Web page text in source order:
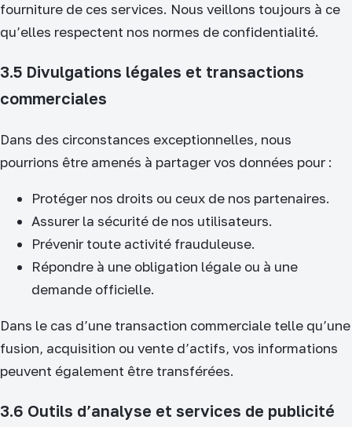
fourniture de ces services. Nous veillons toujours à ce
qu’elles respectent nos normes de confidentialité.
3.5 Divulgations légales et transactions
commerciales
Dans des circonstances exceptionnelles, nous
pourrions être amenés à partager vos données pour :
Protéger nos droits ou ceux de nos partenaires.
Assurer la sécurité de nos utilisateurs.
Prévenir toute activité frauduleuse.
Répondre à une obligation légale ou à une
demande officielle.
Dans le cas d’une transaction commerciale telle qu’une
fusion, acquisition ou vente d’actifs, vos informations
peuvent également être transférées.
3.6 Outils d’analyse et services de publicité